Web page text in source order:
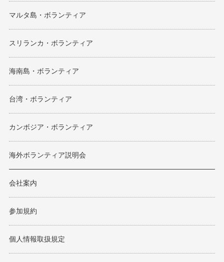
マルタ島・ボランティア
スリランカ・ボランティア
海南島・ボランティア
台湾・ボランティア
カンボジア・ボランティア
海外ボランティア説明会
会社案内
参加規約
個人情報取扱規定